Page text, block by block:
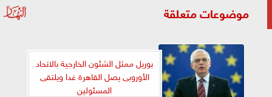
موضوعات متعلقة
بوريل ممثل الشئون الخارجية بالاتحاد
الأوروبى يصل القاهرة غدا ويلتقى
المسئولين